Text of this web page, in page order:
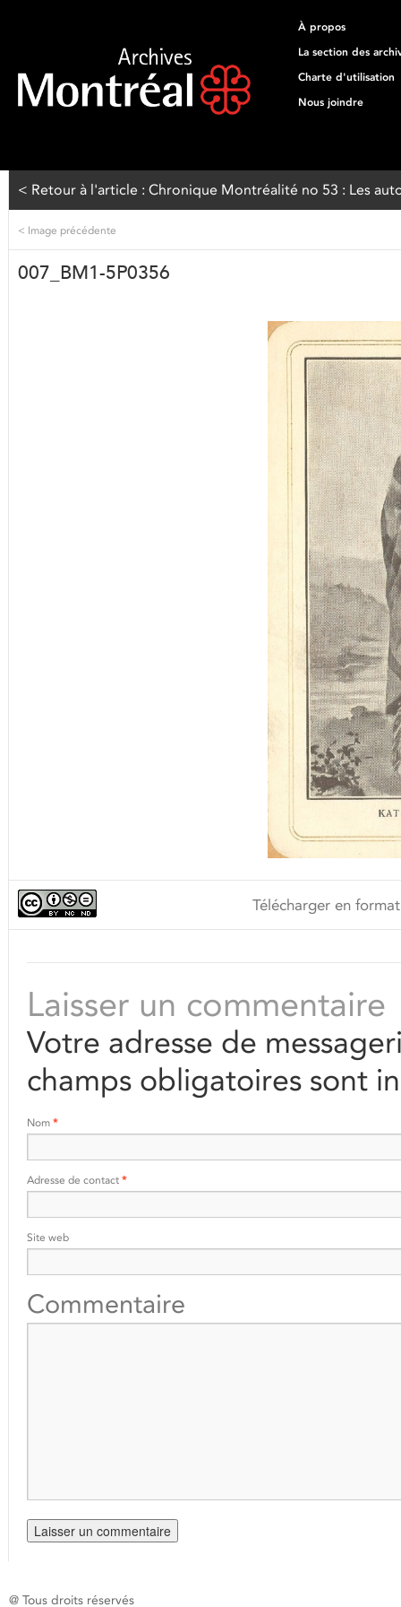
À propos
La section des
Charte d'utilisation
Nous joindre
< Retour à l'article : Chronique Montréalité no 53 : Les
< Image précédente
007_BM1-5P0356
Télécharger en
Laisser un commentaire
Votre adresse de
champs obligatoires sont
Nom *
Adresse de contact *
Site web
Commentaire
@ Tous droits réservés